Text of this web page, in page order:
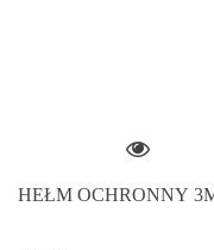
HEŁM OCHRONNY